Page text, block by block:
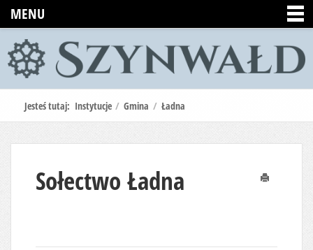
MENU
Jesteś tutaj: Instytucje / Gmina / Ładna
Sołectwo Ładna